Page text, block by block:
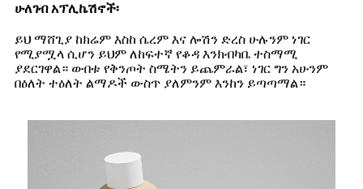
ሁለገብ አፕሊኬሽኖች፡
ይህ ማሸጊያ ከክሬም እስከ ሴረም እና ሎሽን ድረስ ሁሉንም ነገር
የሚያሟላ ሲሆን ይህም ለከፍተኛ የቆዳ እንክብካቤ ተስማሚ
ያደርገዋል። ውበቱ የቅንጦት ስሜትን ይጨምራል፣ ነገር ግን አሁንም
በዕለት ተዕለት ልማዶች ውስጥ ያለምንም እንከን ይጣጣማል።